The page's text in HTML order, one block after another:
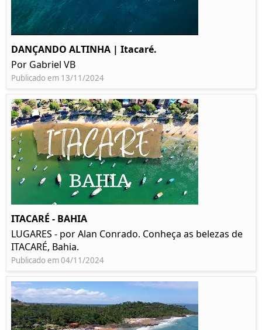
DANÇANDO ALTINHA | Itacaré.
Por Gabriel VB
Publicado em 13/11/2024
ITACARÉ - BAHIA
LUGARES - por Alan Conrado. Conheça as belezas de
ITACARÉ, Bahia.
Publicado em 04/11/2024